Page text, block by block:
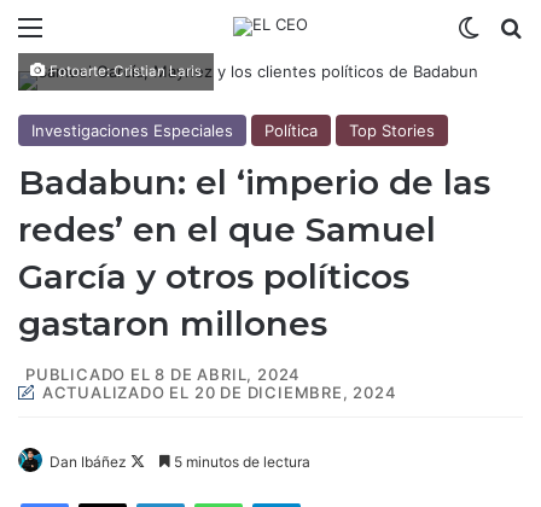
Fotoarte: Cristian Laris
Investigaciones Especiales Política Top Stories
Badabun: el ‘imperio de las
redes’ en el que Samuel
García y otros políticos
gastaron millones
PUBLICADO EL 8 DE ABRIL, 2024
ACTUALIZADO EL 20 DE DICIEMBRE, 2024
Dan Ibáñez 5 minutos de lectura